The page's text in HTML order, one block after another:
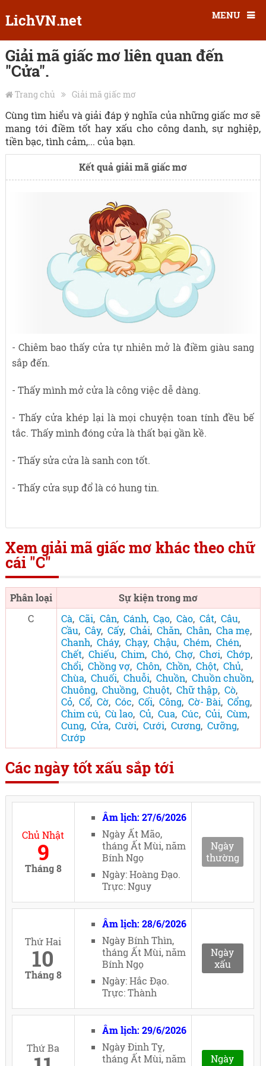
LichVN.net MENU
Giải mã giấc mơ liên quan đến
"Cửa".
Trang chủ Giải mã giấc mơ
Cùng tìm hiểu và giải đáp ý nghĩa của những giấc mơ sẽ
mang tới điềm tốt hay xấu cho công danh, sự nghiệp,
tiền bạc, tình cảm,... của bạn.
Kết quả giải mã giấc mơ
- Chiêm bao thấy cửa tự nhiên mở là điềm giàu sang
sắp đến.
- Thấy mình mở cửa là công việc dễ dàng.
- Thấy cửa khép lại là mọi chuyện toan tính đều bế
tắc. Thấy mình đóng cửa là thất bại gần kề.
- Thấy sửa cửa là sanh con tốt.
- Thấy cửa sụp đổ là có hung tin.
Xem giải mã giấc mơ khác theo chữ
cái "C"
Phân loại
Sự kiện trong mơ
C
Cà, Cãi, Cân, Cánh, Cạo, Cào, Cắt, Câu,
Cầu, Cây, Cấy, Chải, Chăn, Chân, Cha mẹ,
Chanh, Cháy, Chạy, Chậu, Chém, Chén,
Chết, Chiếu, Chim, Chó, Chợ, Chơi, Chớp,
Chổi, Chồng vợ, Chôn, Chồn, Chột, Chủ,
Chùa, Chuối, Chuỗi, Chuồn, Chuồn chuồn,
Chuông, Chuồng, Chuột, Chữ thập, Cò,
Cỏ, Cổ, Cờ, Cóc, Cối, Công, Cờ- Bài, Cổng,
Chim cú, Cù lao, Củ, Cua, Cúc, Củi, Cùm,
Cung, Cửa, Cười, Cưới, Cương, Cưỡng,
Cướp
Các ngày tốt xấu sắp tới
Chủ Nhật
9
Tháng 8
Âm lịch: 27/6/2026
Ngày Ất Mão,
tháng Ất Mùi, năm
Bính Ngọ
Ngày: Hoàng Đạo.
Trực: Nguy
Ngày
thường
Thứ Hai
10
Tháng 8
Âm lịch: 28/6/2026
Ngày Bính Thìn,
tháng Ất Mùi, năm
Bính Ngọ
Ngày: Hắc Đạo.
Trực: Thành
Ngày
xấu
Thứ Ba
Âm lịch: 29/6/2026
Ngày Đinh Tỵ,
tháng Ất Mùi, năm
Ngày